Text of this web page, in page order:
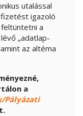
utalással
igazoló
a
„adatlap-
az altéma
a
Pályázati